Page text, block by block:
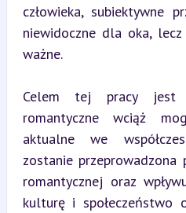
człowieka, subiektywne
niewidoczne dla oka,
ważne.
Celem tej pracy jest
romantyczne wciąż
aktualne we
zostanie
romantycznej oraz
kulturę i społeczeństwo